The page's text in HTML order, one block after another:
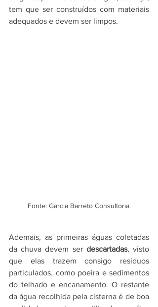
tem que ser construídos com materiais
adequados e devem ser limpos.
Fonte: Garcia Barreto Consultoria.
Ademais, as primeiras águas coletadas
da chuva devem ser descartadas, visto
que elas trazem consigo resíduos
particulados, como poeira e sedimentos
do telhado e encanamento. O restante
da água recolhida pela cisterna é de boa